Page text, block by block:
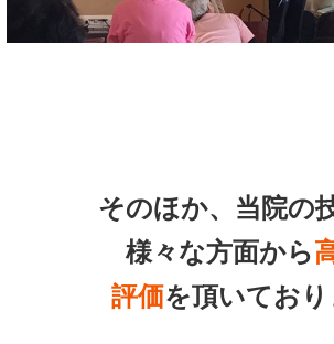
そのほか、当院の
様々な方面から
評価を頂いており